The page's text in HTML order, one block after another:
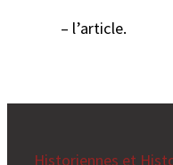
– l’article.
Historiennes et